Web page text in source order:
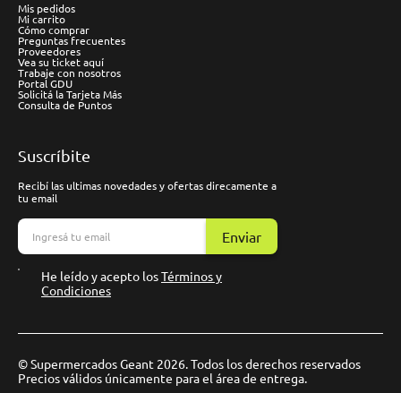
Mis pedidos
Mi carrito
Cómo comprar
Preguntas frecuentes
Proveedores
Vea su ticket aquí
Trabaje con nosotros
Portal GDU
Solicitá la Tarjeta Más
Consulta de Puntos
Suscríbite
Recibí las ultimas novedades y ofertas direcamente a
tu email
Enviar
He leído y acepto losTérminos y
Condiciones
© Supermercados Geant 2026. Todos los derechos reservados
Precios válidos únicamente para el área de entrega.